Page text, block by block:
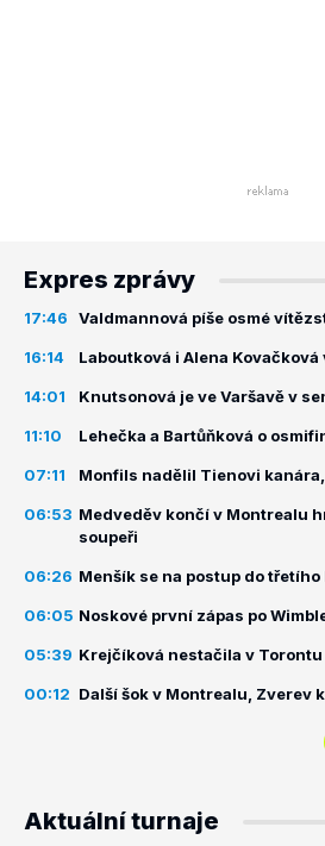
Expres zprávy
17:46 Valdmannová píše osmé
16:14 Laboutková i Alena
14:01 Knutsonová je ve Varšavě v
11:10 Lehečka a Bartůňková o
07:11 Monfils nadělil Tienovi
06:53 Medveděv končí v Montrealu
soupeři
06:26 Menšík se na postup do třetího
06:05 Noskové první zápas po
05:39 Krejčíková nestačila v Torontu
00:12 Další šok v Montrealu, Zverev
Aktuální turnaje